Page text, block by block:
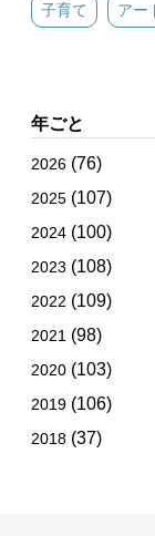
子育て アー
年ごと
2026 (76)
2025 (107)
2024 (100)
2023 (108)
2022 (109)
2021 (98)
2020 (103)
2019 (106)
2018 (37)